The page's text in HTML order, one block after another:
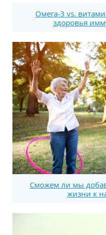
Омега-3 vs.
здоровья
Сможем ли мы
жизни к